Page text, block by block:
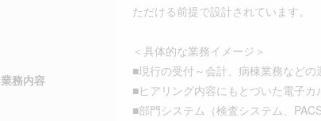
業務内容
ただける前提で設計されています。
＜具体的な業務イメージ＞
■現行の受付～会計、病棟業務など
■ヒアリング内容にもとづいた電子カ
■部門システム（検査システム、